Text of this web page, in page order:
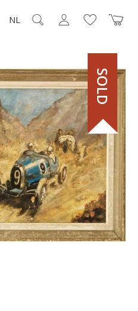
NL
SOLD